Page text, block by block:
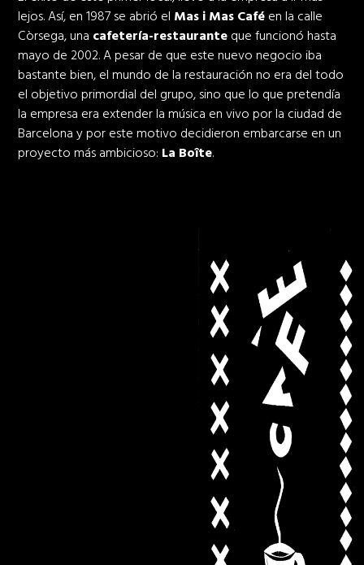
lejos. Así, en 1987 se abrió el Mas i Mas Caféen la calle
Còrsega, una cafetería-restauranteque funcionó hasta
mayo de 2002. A pesar de que este nuevo negocio iba
bastante bien, el mundo de la restauración no era del todo
el objetivo primordial del grupo, sino que lo que pretendía
la empresa era extender la música en vivo por la ciudad de
Barcelona y por este motivo decidieron embarcarse en un
proyecto más ambicioso: La Boîte.